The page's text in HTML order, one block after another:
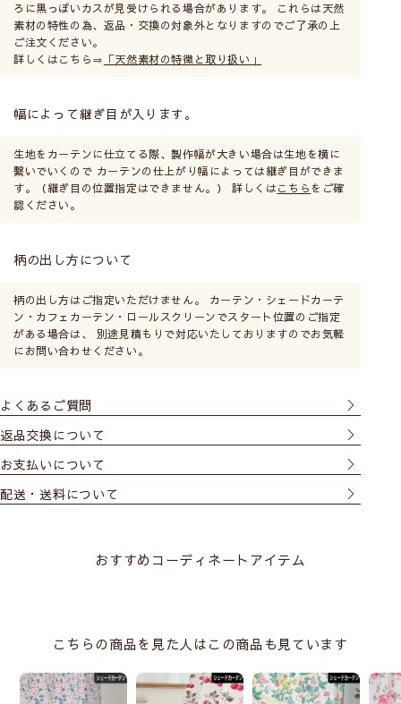
ろに黒っぽいカスが見受けられる場合があります。 これらは天然
素材の特性の為、返品・交換の対象外となりますのでご了承の上
ご注文ください。
詳しくはこちら⇒ 「天然素材の特徴と取り扱い」
幅によって継ぎ目が入ります。
生地をカーテンに仕立てる際、製作幅が大きい場合は生地を横に
繋いでいくので カーテンの仕上がり幅によっては継ぎ目ができま
す。（継ぎ目の位置指定はできません。） 詳しくはこちら をご確
認ください。
柄の出し方について
柄の出し方はご指定いただけません。 カーテン・シェードカーテ
ン・カフェカーテン・ロールスクリーンでスタート位置のご指定
がある場合は、 別途見積もりで対応いたしておりますのでお気軽
にお問い合わせください。
よくあるご質問
返品交換について
お支払いについて
配送・送料について
おすすめコーディネートアイテム
こちらの商品を見た人はこの商品も見ています